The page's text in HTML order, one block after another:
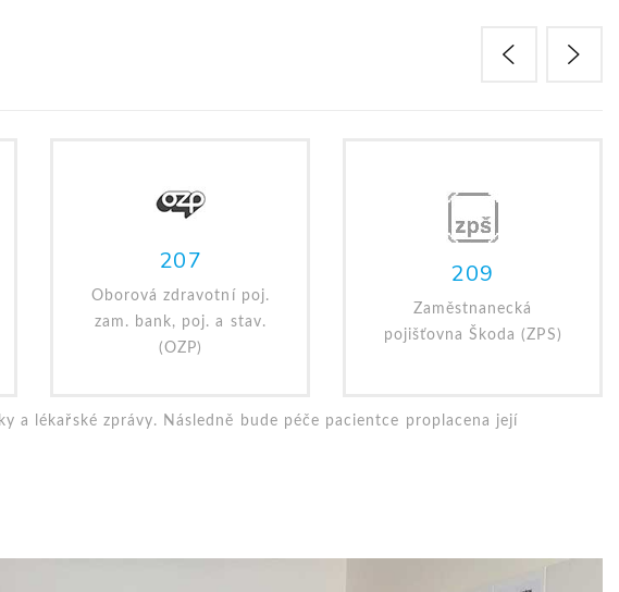
207
Oborová zdravotní poj.
zam. bank, poj. a stav.
(OZP)
209
Zaměstnanecká
pojišťovna Škoda (ZPS)
a lékařské zprávy. Následně bude péče pacientce proplacena její